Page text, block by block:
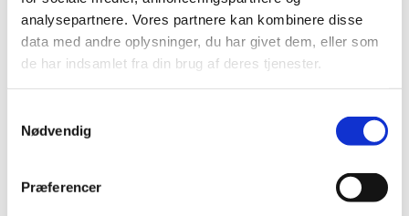
analysepartnere. Vores partnere kan kombinere disse
data med andre oplysninger, du har givet dem, eller som
de har indsamlet fra din brug af deres tjenester.
Nødvendig
Præferencer